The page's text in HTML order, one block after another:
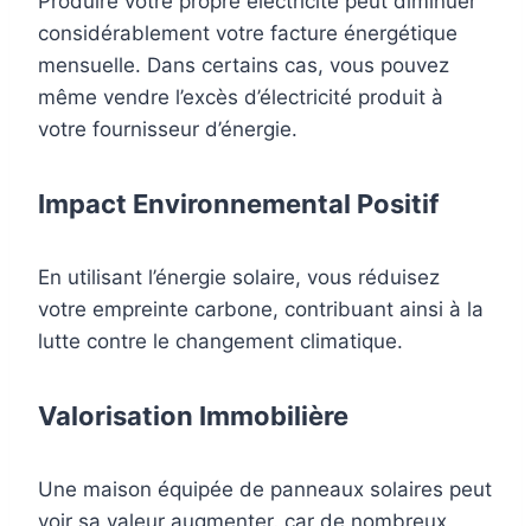
considérablement votre facture énergétique
mensuelle. Dans certains cas, vous pouvez
même vendre l’excès d’électricité produit à
votre fournisseur d’énergie.
Impact Environnemental Positif
En utilisant l’énergie solaire, vous réduisez
votre empreinte carbone, contribuant ainsi à la
lutte contre le changement climatique.
Valorisation Immobilière
Une maison équipée de panneaux solaires peut
voir sa valeur augmenter, car de nombreux